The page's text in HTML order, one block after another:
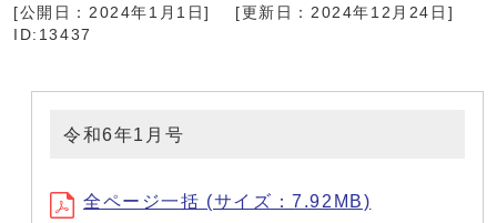
[公開日： 2024年1月1日] [更新日： 2024年12月24日 ]
ID:13437
令和6年1月号
全ページ一括 (サイズ：7.92MB)